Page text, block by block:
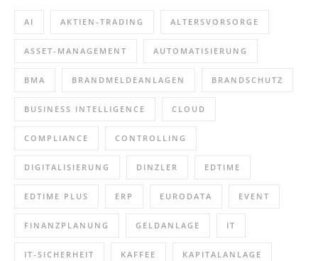
AI AKTIEN-TRADING ALTERSVORSORGE
ASSET-MANAGEMENT AUTOMATISIERUNG
BMA BRANDMELDEANLAGEN BRANDSCHUTZ
BUSINESS INTELLIGENCE CLOUD
COMPLIANCE CONTROLLING
DIGITALISIERUNG DINZLER EDTIME
EDTIME PLUS ERP EURODATA EVENT
FINANZPLANUNG GELDANLAGE IT
IT-SICHERHEIT KAFFEE KAPITALANLAGE